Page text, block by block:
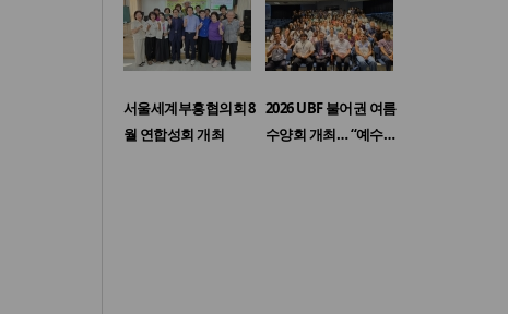
서울세계부흥협의회 8
월 연합성회 개최
2026 UBF 불어권 여름
수양회 개최… “예수…